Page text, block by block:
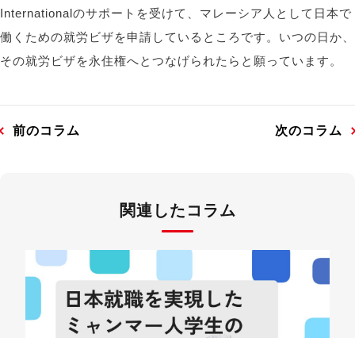
Internationalのサポートを受けて、マレーシア人として日本で
働くための就労ビザを申請しているところです。いつの日か、
その就労ビザを永住権へとつなげられたらと願っています。
前のコラム 次のコラム
関連したコラム